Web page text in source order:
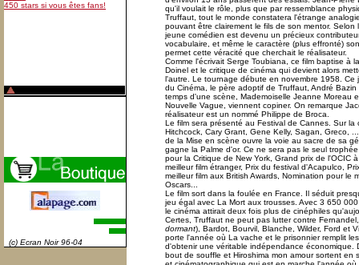
(c) Ecran Noir 96-04
qu'il voulait le rôle, plus que par ressemblance
Truffaut, tout le monde constatera l'étrange
pouvant être clairement le fils de son mentor.
jeune comédien est devenu un précieux
vocabulaire, et même le caractère (plus effronté)
permet cette véracité que cherchait le réalisateur.
Comme l'écrivait Serge Toubiana, ce film baptise à
Doinel et le critique de cinéma qui devient alors
l'autre. Le tournage débute en novembre 1958. Ce
du Cinéma, le père adoptif de Truffaut, André
temps d'une scène, Mademoiselle Jeanne Moreau
Nouvelle Vague, viennent copiner. On remarque
réalisateur est un nommé Philippe de Broca.
Le film sera présenté au Festival de Cannes. Sur la
Hitchcock, Cary Grant, Gene Kelly, Sagan, Greco,
de la Mise en scène ouvre la voie au sacre de sa
gagne la Palme d'or. Ce ne sera pas le seul
pour la Critique de New York, Grand prix de l'OCIC
meilleur film étranger, Prix du festival d'Acapulco,
meilleur film aux British Awards, Nomination pour le
Oscars...
Le film sort dans la foulée en France. Il séduit
jeu égal avec La Mort aux trousses. Avec 3 650
le cinéma attirait deux fois plus de cinéphiles
Certes, Truffaut ne peut pas lutter contre
dormant), Bardot, Bourvil, Blanche, Wilder, Ford et
porte l'année où La vache et le prisonnier remplit
d'obtenir une véritable indépendance économique.
bout de souffle et Hiroshima mon amour sortent en